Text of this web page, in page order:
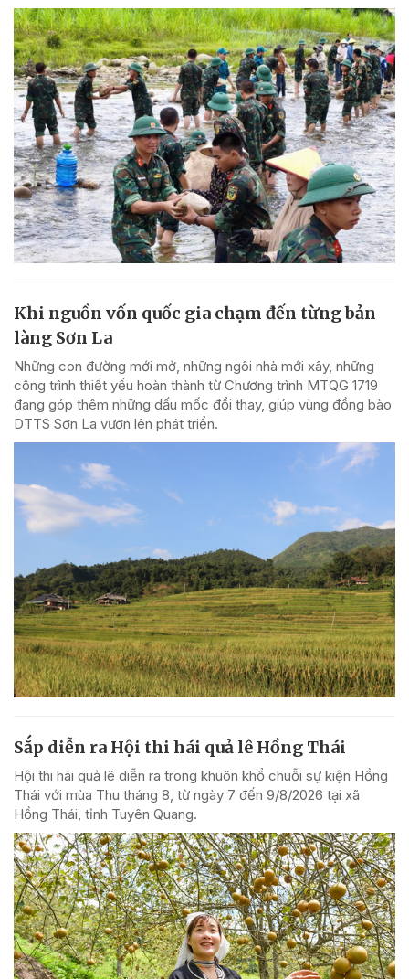
Khi nguồn vốn quốc gia chạm đến từng bản
làng Sơn La
Những con đường mới mở, những ngôi nhà mới xây, những
công trình thiết yếu hoàn thành từ Chương trình MTQG 1719
đang góp thêm những dấu mốc đổi thay, giúp vùng đồng bào
DTTS Sơn La vươn lên phát triển.
Sắp diễn ra Hội thi hái quả lê Hồng Thái
Hội thi hái quả lê diễn ra trong khuôn khổ chuỗi sự kiện Hồng
Thái với mùa Thu tháng 8, từ ngày 7 đến 9/8/2026 tại xã
Hồng Thái, tỉnh Tuyên Quang.